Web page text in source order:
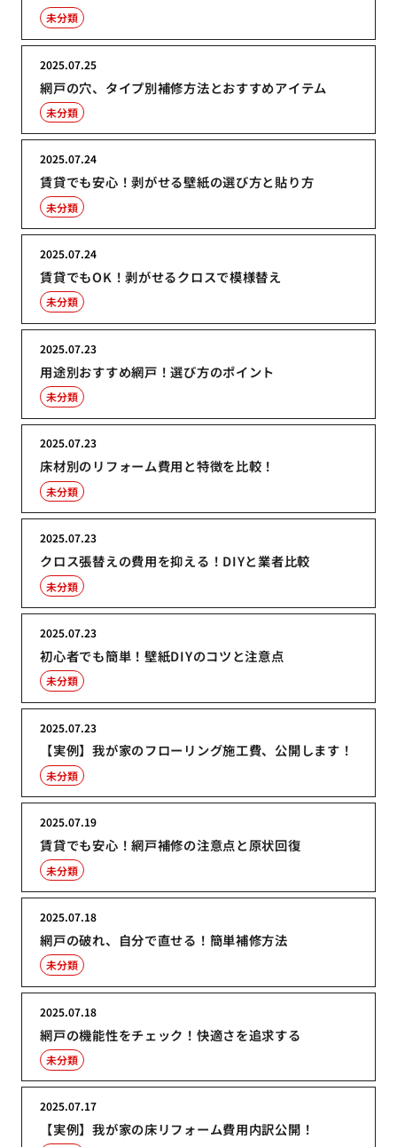
未分類
網戸の穴、タイプ別補修方法とおすすめアイテム
2025.07.25
未分類
賃貸でも安心！剥がせる壁紙の選び方と貼り方
2025.07.24
未分類
賃貸でもOK！剥がせるクロスで模様替え
2025.07.24
未分類
用途別おすすめ網戸！選び方のポイント
2025.07.23
未分類
床材別のリフォーム費用と特徴を比較！
2025.07.23
未分類
クロス張替えの費用を抑える！DIYと業者比較
2025.07.23
未分類
初心者でも簡単！壁紙DIYのコツと注意点
2025.07.23
未分類
【実例】我が家のフローリング施工費、公開します！
2025.07.23
未分類
賃貸でも安心！網戸補修の注意点と原状回復
2025.07.19
未分類
網戸の破れ、自分で直せる！簡単補修方法
2025.07.18
未分類
網戸の機能性をチェック！快適さを追求する
2025.07.18
未分類
【実例】我が家の床リフォーム費用内訳公開！
2025.07.17